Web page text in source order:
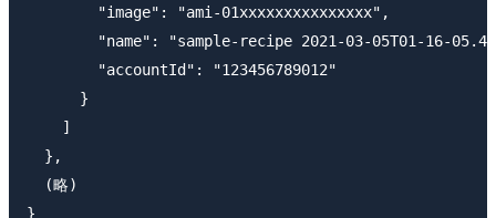
        "image": "ami-01xxxxxxxxxxxxxxx",
"name": "sample-recipe 2021-03-05T01-16-
        "accountId": "123456789012"
      }
    ]
  },
  (略)